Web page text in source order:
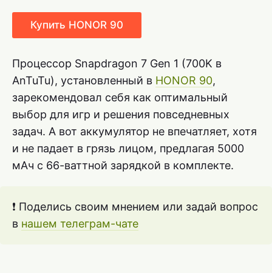
Купить HONOR 90
Процессор Snapdragon 7 Gen 1 (700K в
AnTuTu), установленный в HONOR 90,
зарекомендовал себя как оптимальный
выбор для игр и решения повседневных
задач. А вот аккумулятор не впечатляет, хотя
и не падает в грязь лицом, предлагая 5000
мАч с 66-ваттной зарядкой в комплекте.
❗ Поделись своим мнением или задай вопрос
в нашем телеграм-чате